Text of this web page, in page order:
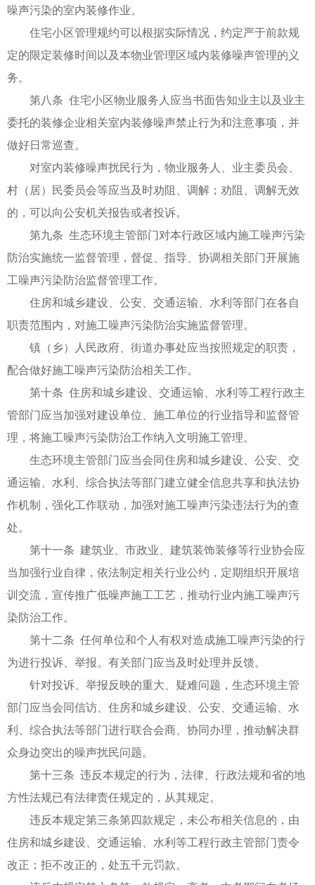
噪声污染的室内装修作业。
住宅小区管理规约可以根据实际情况，约定严于前款规
定的限定装修时间以及本物业管理区域内装修噪声管理的义
务。
第八条 住宅小区物业服务人应当书面告知业主以及业主
委托的装修企业相关室内装修噪声禁止行为和注意事项，并
做好日常巡查。
对室内装修噪声扰民行为，物业服务人、业主委员会、
村（居）民委员会等应当及时劝阻、调解；劝阻、调解无效
的，可以向公安机关报告或者投诉。
第九条 生态环境主管部门对本行政区域内施工噪声污染
防治实施统一监督管理，督促、指导、协调相关部门开展施
工噪声污染防治监督管理工作。
住房和城乡建设、公安、交通运输、水利等部门在各自
职责范围内，对施工噪声污染防治实施监督管理。
镇（乡）人民政府、街道办事处应当按照规定的职责，
配合做好施工噪声污染防治相关工作。
第十条 住房和城乡建设、交通运输、水利等工程行政主
管部门应当加强对建设单位、施工单位的行业指导和监督管
理，将施工噪声污染防治工作纳入文明施工管理。
生态环境主管部门应当会同住房和城乡建设、公安、交
通运输、水利、综合执法等部门建立健全信息共享和执法协
作机制，强化工作联动，加强对施工噪声污染违法行为的查
处。
第十一条 建筑业、市政业、建筑装饰装修等行业协会应
当加强行业自律，依法制定相关行业公约，定期组织开展培
训交流，宣传推广低噪声施工工艺，推动行业内施工噪声污
染防治工作。
第十二条 任何单位和个人有权对造成施工噪声污染的行
为进行投诉、举报。有关部门应当及时处理并反馈。
针对投诉、举报反映的重大、疑难问题，生态环境主管
部门应当会同信访、住房和城乡建设、公安、交通运输、水
利、综合执法等部门进行联合会商、协同办理，推动解决群
众身边突出的噪声扰民问题。
第十三条 违反本规定的行为，法律、行政法规和省的地
方性法规已有法律责任规定的，从其规定。
违反本规定第三条第四款规定，未公布相关信息的，由
住房和城乡建设、交通运输、水利等工程行政主管部门责令
改正；拒不改正的，处五千元罚款。